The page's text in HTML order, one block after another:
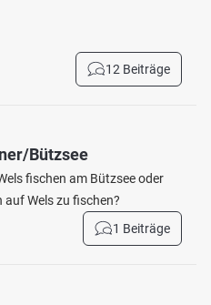
12 Beiträge
Bützsee
fischen am Bützsee oder
auf Wels zu fischen?
1 Beiträge